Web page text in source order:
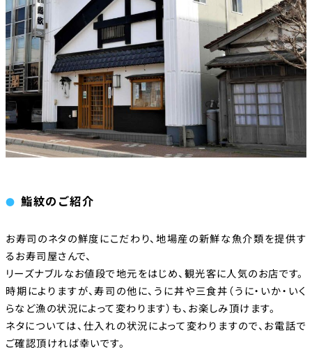
鮨紋のご紹介
お寿司のネタの鮮度にこだわり、地場産の新鮮な魚介類を提供す
るお寿司屋さんで、
リーズナブルなお値段で地元をはじめ、観光客に人気のお店です。
時期によりますが、寿司の他に、うに丼や三食丼（うに・いか・いく
らなど漁の状況によって変わります）も、お楽しみ頂けます。
ネタについては、仕入れの状況によって変わりますので、お電話で
ご確認頂ければ幸いです。